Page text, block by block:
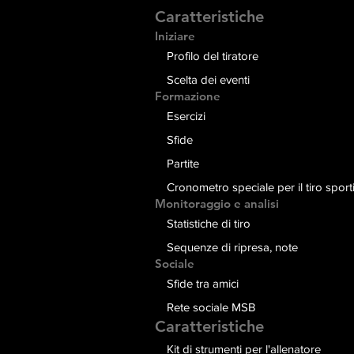
Caratteristiche
Iniziare
Profilo del tiratore
Scelta dei eventi
Formazione
Esercizi
Sfide
Partite
Cronometro speciale per il tiro
Monitoraggio e analisi
Statistiche di tiro
Sequenze di ripresa, note
Sociale
Sfide tra amici
Rete sociale MSB
Caratteristiche
Kit di strumenti per l'allenatore